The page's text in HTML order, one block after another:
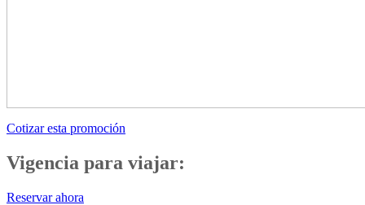
Cotizar esta promoción
Vigencia para viajar:
Reservar ahora